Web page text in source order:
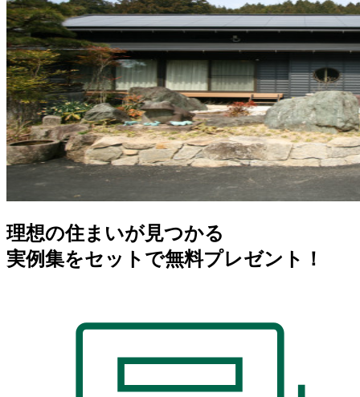
理想の住まいが見つかる
実例集をセットで無料プレゼント！